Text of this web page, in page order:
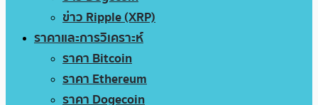
ข่าว Ripple (XRP)
ราคาและการวิเคราะห์
ราคา Bitcoin
ราคา Ethereum
ราคา Dogecoin